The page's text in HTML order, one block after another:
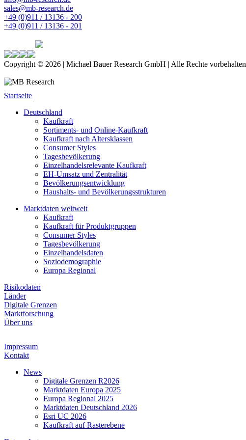
sales@mb-research.de
+49 (0)911 / 13136 - 200
+49 (0)911 / 13136 - 201
Copyright © 2026 | Michael Bauer Research GmbH | Alle Rechte vorbehalten
Startseite
Deutschland
Kaufkraft
Sortiments- und Online-Kaufkraft
Kaufkraft nach Altersklassen
Consumer Styles
Tagesbevölkerung
Einzelhandelsrelevante Kaufkraft
EH-Umsatz und Zentralität
Bevölkerungsentwicklung
Haushalts- und Bevölkerungsstrukturen
Marktdaten weltweit
Kaufkraft
Kaufkraft für Produktgruppen
Consumer Styles
Tagesbevölkerung
Einzelhandelsdaten
Soziodemographie
Europa Regional
Risikodaten
Länder
Digitale Grenzen
Marktforschung
Über uns
Impressum
Kontakt
News
Digitale Grenzen R2026
Marktdaten Europa 2025
Europa Regional 2025
Marktdaten Deutschland 2026
Esri UC 2026
Kaufkraft auf Rasterebene